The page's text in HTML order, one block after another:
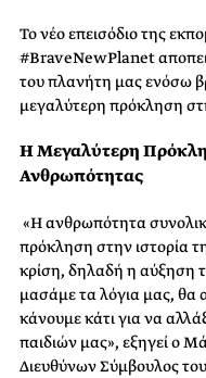
Το νέο επεισόδιο της
#BraveNewPlanet
του πλανήτη μας ενόσω
μεγαλύτερη πρόκληση
Η Μεγαλύτερη
Ανθρωπότητας
«Η ανθρωπότητα
πρόκληση στην ιστορία
κρίση, δηλαδή η αύξηση
μασάμε τα λόγια μας, θα
κάνουμε κάτι για να
παιδιών μας», εξηγεί ο
Διευθύνων Σύμβουλος του